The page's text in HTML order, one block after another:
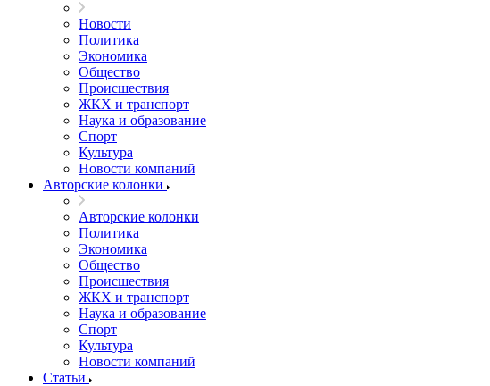
Новости
Политика
Экономика
Общество
Происшествия
ЖКХ и транспорт
Наука и образование
Спорт
Культура
Новости компаний
Авторские колонки
Авторские колонки
Политика
Экономика
Общество
Происшествия
ЖКХ и транспорт
Наука и образование
Спорт
Культура
Новости компаний
Статьи